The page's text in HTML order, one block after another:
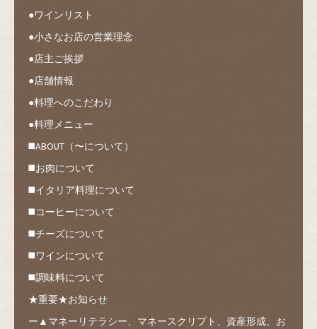
●ワインリスト
●小さなお店の営業理念
●店主ご挨拶
●店舗情報
●料理へのこだわり
●料理メニュー
◼️ABOUT（〜について）
◼️お肉について
◼️イタリア料理について
◼️コーヒーについて
◼️チーズについて
◼️ワインについて
◼️調味料について
★重要★お知らせ
ー▲マネーリテラシー、マネースクリプト、資産形成、お